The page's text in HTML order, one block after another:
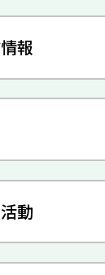
報
動